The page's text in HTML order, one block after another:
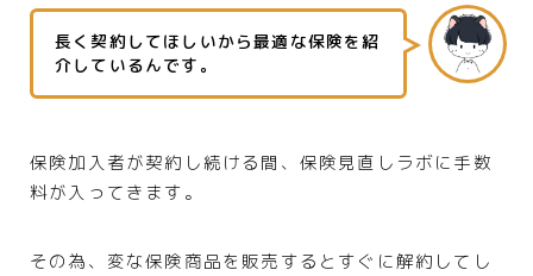
長く契約してほしいから最適な保険を紹
介しているんです。
保険加入者が契約し続ける間、保険見直しラボに手数
料が入ってきます。
その為、変な保険商品を販売するとすぐに解約してし